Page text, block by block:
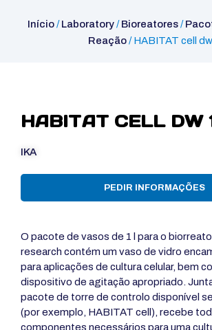
Início/Laboratory/Bioreatores/
Reação/ HABITAT cell
HABITAT CELL DW
IKA
PEDIR INFORMAÇÕES
O pacote de vasos de 1 l para o
research contém um vaso de vidro
para aplicações de cultura celular, bem
dispositivo de agitação apropriado.
pacote de torre de controlo disponível
(por exemplo, HABITAT cell), recebe
componentes necessários para uma